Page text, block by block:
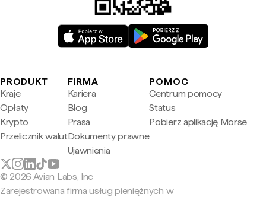
PRODUKT
Kraje
Opłaty
Krypto
Przelicznik walut
FIRMA
Kariera
Blog
Prasa
Dokumenty prawne
Ujawnienia
POMOC
Centrum pomocy
Status
Pobierz aplikację Morse
© 2026 Avian Labs, Inc
Zarejestrowana firma usług pieniężnych w